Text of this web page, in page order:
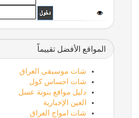
المواقع الأفضل تقييماً
شات موسيقى العراق
شات احساس كول
دليل مواقع بنوتة عسل
العين الإخبارية
شات امواج العراق